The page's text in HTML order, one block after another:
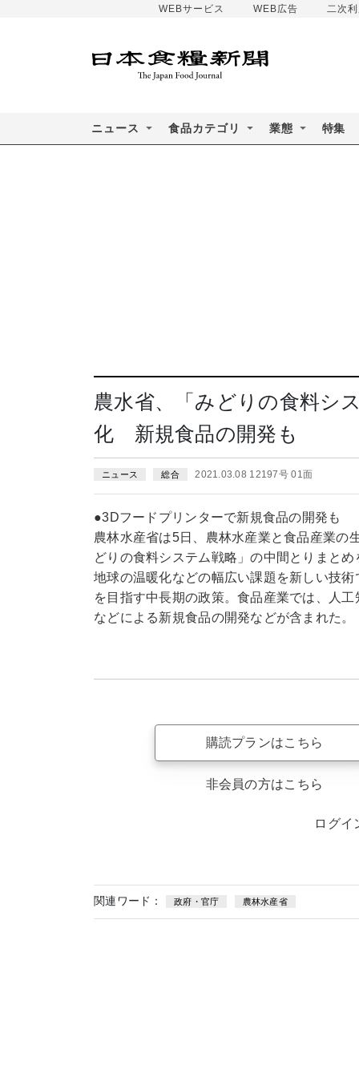
WEBサービス WEB広告 二次
ニュース 食品カテゴリ 業態 特集
農水省、「みどりの食料シ
化 新規食品の開発も
ニュース 総合 2021.03.08 12197号 01面
●3Dフードプリンターで新規食品の開発も
農林水産省は5日、農林水産業と食品産業の
どりの食料システム戦略」の中間とりまとめ
地球の温暖化などの幅広い課題を新しい技
を目指す中長期の政策。食品産業では、人
などによる新規食品の開発などが含まれた。
購読プランはこちら
非会員の方はこちら
ログイ
関連ワード： 政府・官庁 農林水産省